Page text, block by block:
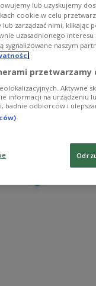
lub uzyskujemy
cookie w celu
zarządzać nimi, klikając
uzasadnionego
sygnalizowane naszym
przetwarzamy
Aktywne
informacji na urządzeniu
badnie odbiorców i